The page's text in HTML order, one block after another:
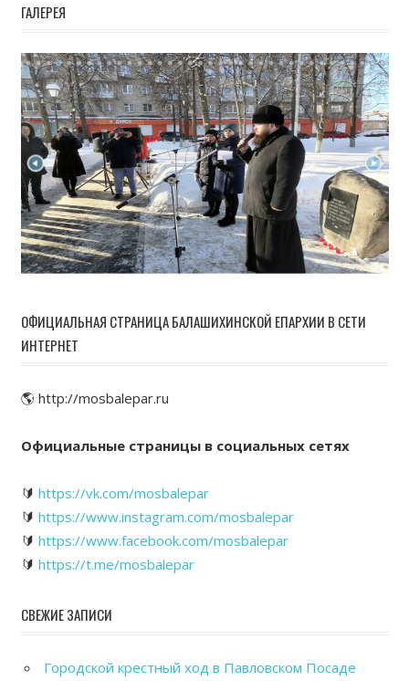
ГАЛЕРЕЯ
ОФИЦИАЛЬНАЯ СТРАНИЦА БАЛАШИХИНСКОЙ ЕПАРХИИ В СЕТИ
ИНТЕРНЕТ
🌎 http://mosbalepar.ru
Официальные страницы в социальных сетях
🔰 https://vk.com/mosbalepar
🔰 https://www.instagram.com/mosbalepar
🔰 https://www.facebook.com/mosbalepar
🔰 https://t.me/mosbalepar
СВЕЖИЕ ЗАПИСИ
Городской крестный ход в Павловском Посаде